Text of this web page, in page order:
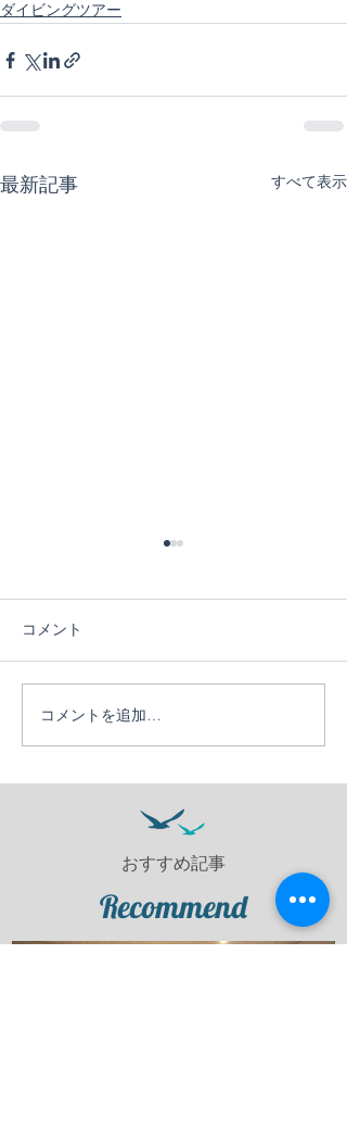
ダイビングツアー
最新記事 すべて表示
かなう１０周年ツア
ー！！
コメント
コメントを追加…
おすすめ記事
Recommend